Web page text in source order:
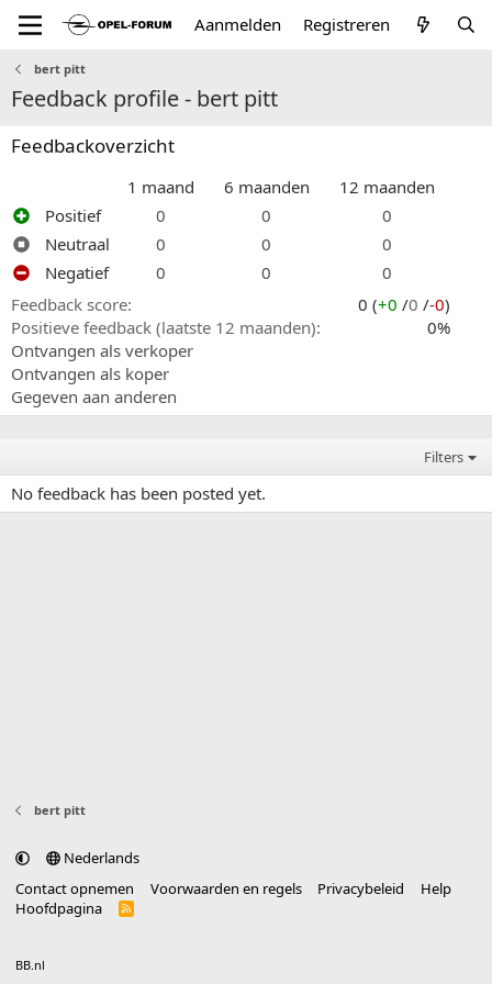
Aanmelden Registreren
bert pitt
Feedback profile - bert pitt
Feedbackoverzicht
1 maand 6 maanden
12 maanden
Positief
0 0
0
Neutraal
0 0
0
Negatief
0 0
0
Feedback score
0 (+0 /0 /-0)
Positieve feedback (laatste 12 maanden)
0%
Ontvangen als verkoper
Ontvangen als koper
Gegeven aan anderen
Filters
No feedback has been posted yet.
bert pitt
Nederlands
Contact opnemen
Voorwaarden en regels Privacybeleid
Help
Hoofdpagina
R
BB.nl